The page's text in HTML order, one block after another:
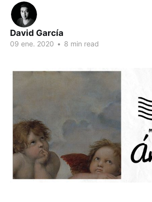
David García
09 ene. 2020 • 8 min read